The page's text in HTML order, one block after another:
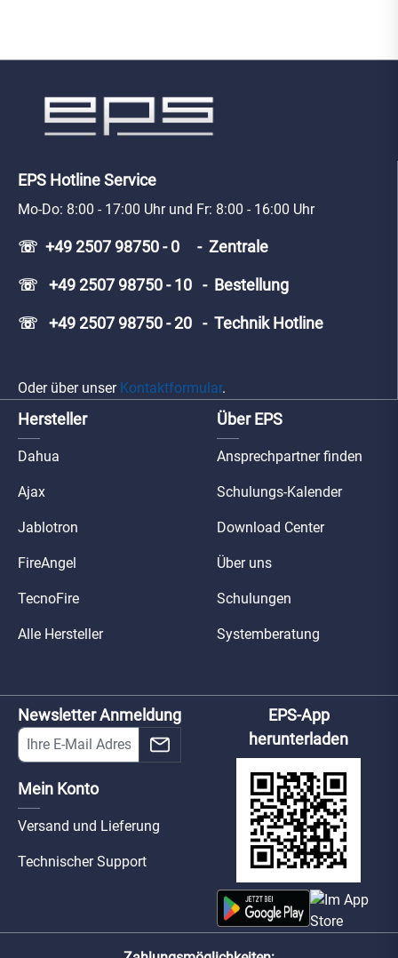
EPS Hotline Service
Mo-Do: 8:00 - 17:00 Uhr und Fr: 8:00 - 16:00 Uhr
☏ +49 2507 98750 - 0 - Zentrale
☏ +49 2507 98750 - 10 - Bestellung
☏ +49 2507 98750 - 20 - Technik Hotline
Oder über unser Kontaktformular.
Hersteller
Dahua
Ajax
Jablotron
FireAngel
TecnoFire
Alle Hersteller
Über EPS
Ansprechpartner finden
Schulungs-Kalender
Download Center
Über uns
Schulungen
Systemberatung
Newsletter Anmeldung
Mein Konto
Versand und Lieferung
Technischer Support
EPS-App
herunterladen